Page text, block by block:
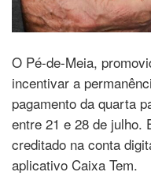
O Pé-de-Meia,
incentivar a
pagamento da quarta
entre 21 e 28 de julho.
creditado na conta
aplicativo Caixa Tem.